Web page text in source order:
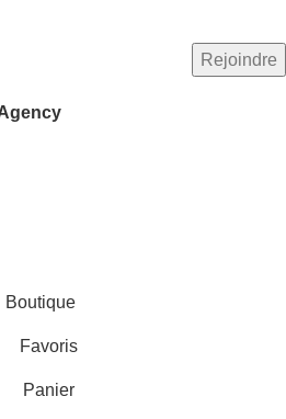
Boutique
Favoris
Panier